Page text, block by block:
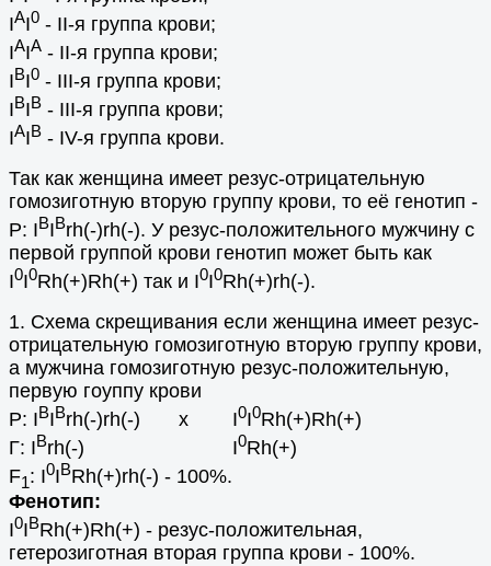
IAI0 - II-я группа крови;
IAIA - II-я группа крови;
IBI0 - III-я группа крови;
IBIB - III-я группа крови;
IAIB - IV-я группа крови.
Так как женщина имеет резус-отрицательную
гомозиготную вторую группу крови, то её генотип -
Р: IВIВrh(-)rh(-). У резус-положительного мужчину с
первой группой крови генотип может быть как
I0I0Rh(+)Rh(+) так и I0I0Rh(+)rh(-).
1. Схема скрещивания если женщина имеет резус-
отрицательную гомозиготную вторую группу крови,
а мужчина гомозиготную резус-положительную,
первую гоуппу крови
Р: IВIВrh(-)rh(-) х I0I0Rh(+)Rh(+)
Г: IВrh(-) I0Rh(+)
F1: I0IВRh(+)rh(-) - 100%.
Фенотип:
I0IВRh(+)Rh(+) - резус-положительная,
гетерозиготная вторая группа крови - 100%.